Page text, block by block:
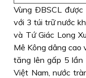
Vùng ÐBSCL
với 3 túi trữ nước
và Tứ Giác Long
Mê Kông dâng cao
tăng lên gấp 5 lần
Việt Nam, nước